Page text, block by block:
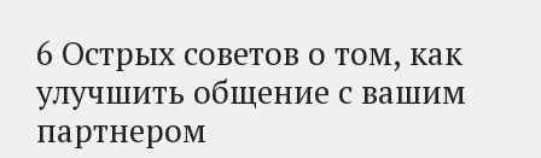
6 Острых советов о том, как
улучшить общение с вашим
партнером